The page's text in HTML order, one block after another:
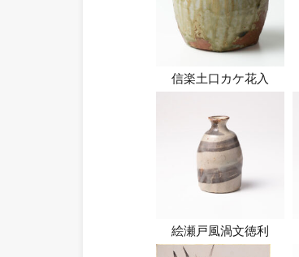
信楽土口カケ花入
絵瀬戸風渦文徳利